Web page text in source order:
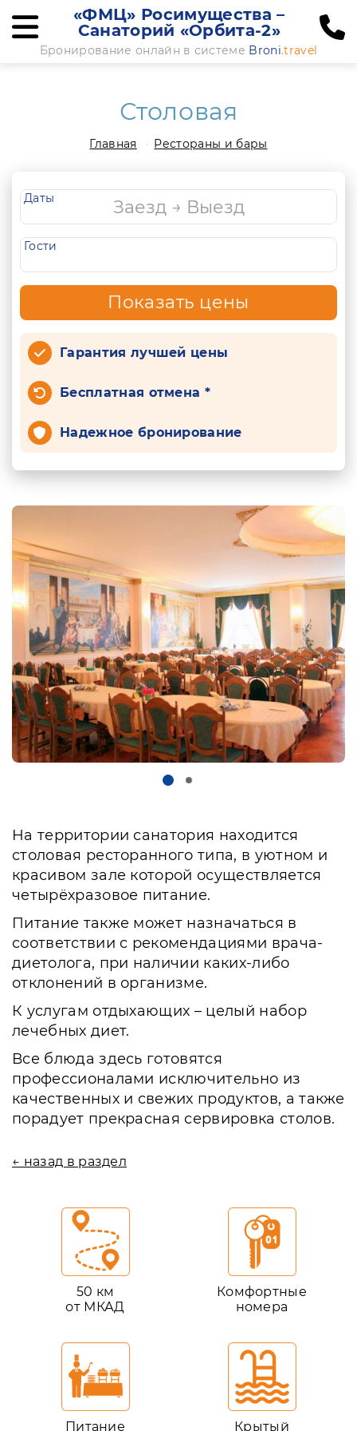
«ФМЦ» Росимущества –
Санаторий «Орбита-2»
Бронирование онлайн в системе Broni.travel
Столовая
Главная Рестораны и бары
Даты
Гости
Показать цены
Гарантия лучшей цены
Бесплатная отмена *
Надежное бронирование
На территории санатория находится
столовая ресторанного типа, в уютном и
красивом зале которой осуществляется
четырёхразовое питание.
Питание также может назначаться в
соответствии с рекомендациями врача-
диетолога, при наличии каких-либо
отклонений в организме.
К услугам отдыхающих – целый набор
лечебных диет.
Все блюда здесь готовятся
профессионалами исключительно из
качественных и свежих продуктов, а также
порадует прекрасная сервировка столов.
← назад в раздел
50 км
от МКАД
Комфортные
номера
Питание Крытый